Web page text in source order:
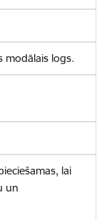
modālais logs.
lai
un